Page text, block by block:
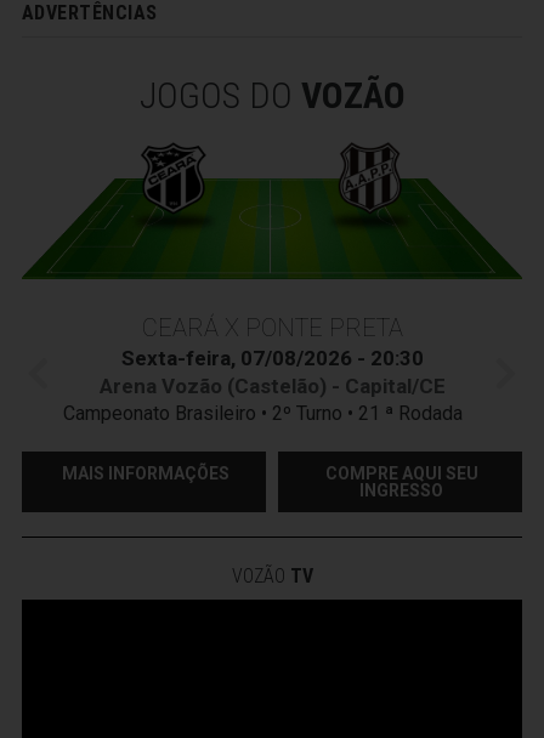
ADVERTÊNCIAS
JOGOS DO VOZÃO
CEARÁ X PONTE PRETA
Sexta-feira, 07/08/2026 - 20:30
Arena Vozão (Castelão) - Capital/CE
Campeonato Brasileiro • 2º Turno • 21 ª Rodada
MAIS INFORMAÇÕES
COMPRE AQUI SEU
INGRESSO
VOZÃO TV